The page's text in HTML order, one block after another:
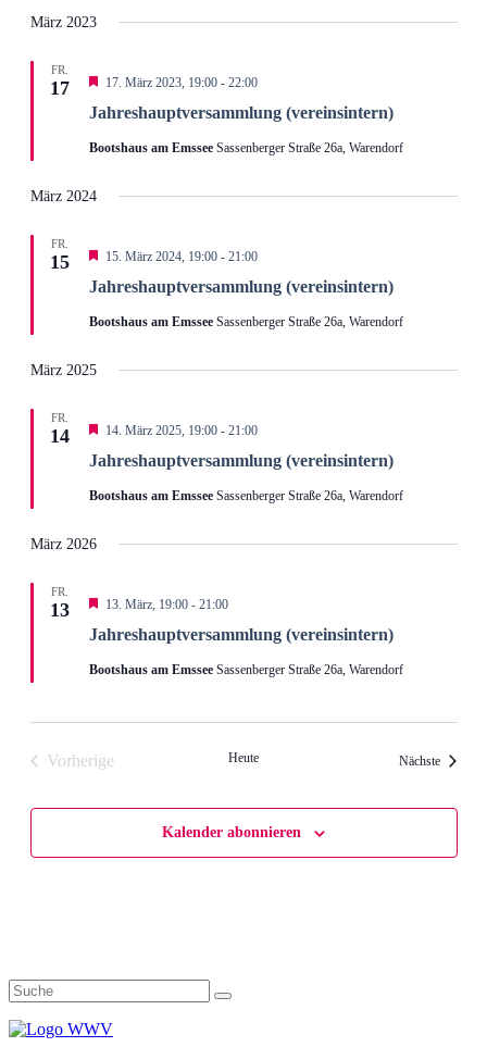
März 2023
FR.
17
Jahreshauptversammlung (vereinsintern)
Hervorgehoben
17. März 2023, 19:00- 22:00
Bootshaus am Emssee Sassenberger Straße 26a, Warendorf
März 2024
FR.
15
Jahreshaupt­versammlung (vereinsintern)
Hervorgehoben
15. März 2024, 19:00- 21:00
Bootshaus am Emssee Sassenberger Straße 26a, Warendorf
März 2025
FR.
14
Jahreshaupt­versammlung (vereinsintern)
Hervorgehoben
14. März 2025, 19:00- 21:00
Bootshaus am Emssee Sassenberger Straße 26a, Warendorf
März 2026
FR.
13
Jahreshaupt­versammlung (vereinsintern)
Hervorgehoben
13. März, 19:00- 21:00
Bootshaus am Emssee Sassenberger Straße 26a, Warendorf
Vorherige
Heute Nächste
Kalender abonnieren